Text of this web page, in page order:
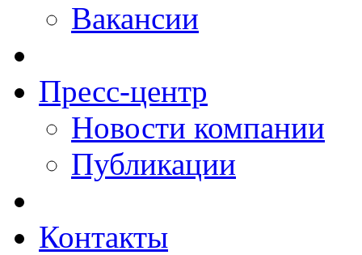
Вакансии
Пресс-центр
Новости компании
Публикации
Контакты